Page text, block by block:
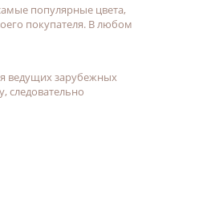
популярные цвета,
покупателя. В любом
ведущих зарубежных
следовательно